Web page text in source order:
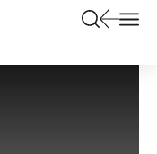
los